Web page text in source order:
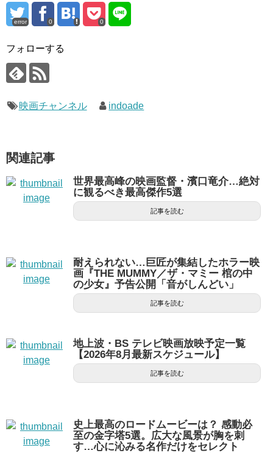
error 0 0
フォローする
映画チャンネル indoade
関連記事
世界最高峰の映画監督・濱口竜介…絶対
に観るべき最高傑作5選
記事を読む
耐えられない…巨匠が集結したホラー映
画『THE MUMMY／ザ・マミー 棺の中
の少女』予告公開「音がしんどい」
記事を読む
地上波・BS テレビ映画放映予定一覧
【2026年8月最新スケジュール】
記事を読む
史上最高のロードムービーは？ 感動必
至の金字塔5選。広大な風景が胸を刺
す…心に沁みる名作だけをセレクト